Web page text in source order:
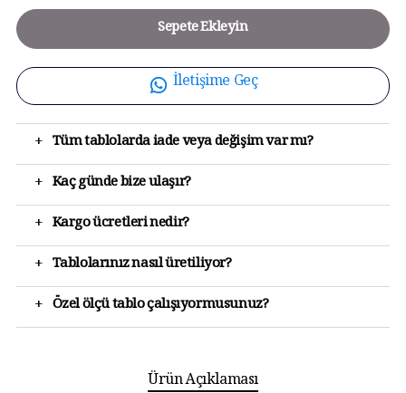
Sepete Ekleyin
İletişime Geç
+ Tüm tablolarda iade veya değişim var mı?
+ Kaç günde bize ulaşır?
+ Kargo ücretleri nedir?
+ Tablolarınız nasıl üretiliyor?
+ Özel ölçü tablo çalışıyormusunuz?
Ürün Açıklaması